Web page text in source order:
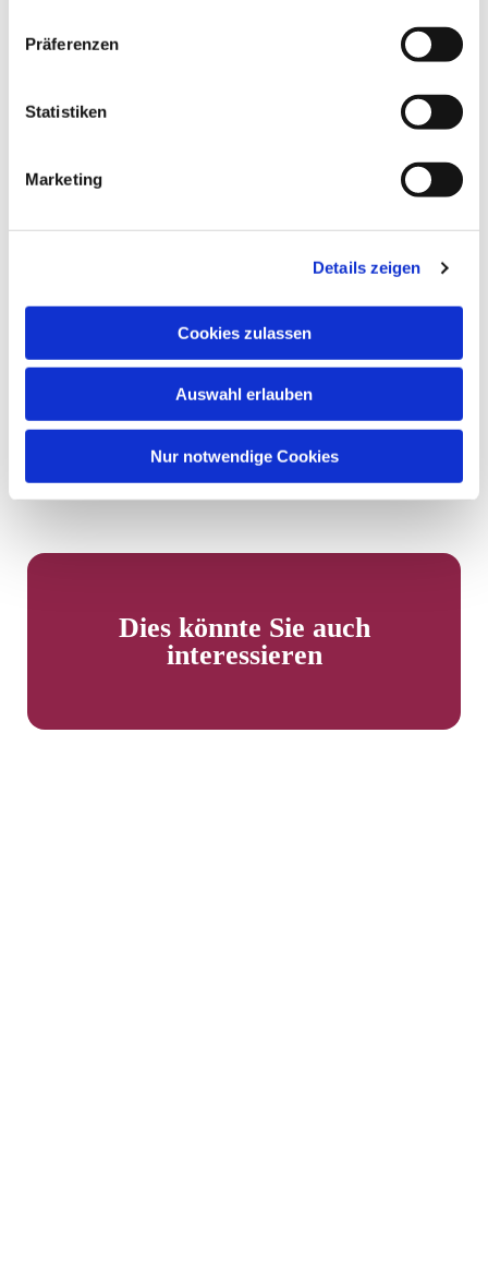
Präferenzen
Statistiken
Marketing
Details zeigen
Cookies zulassen
Auswahl erlauben
Nur notwendige Cookies
Mitarbeiter:innen, die die Logistik organisieren.
sehr herzlich willkommen -sei es in Form von
tatkräftige Männer im Team wären klasse. Außerdem
fehlen ganz konkret für den Start noch ein gut erhaltener
Desinfektionsmittel, FFP2-Masken, Einweghandschuhe.
Spendenkonto: KGV Lurup,
Verwendungszweck: Lebensmittelausgabe
Dies könnte Sie auch
interessieren